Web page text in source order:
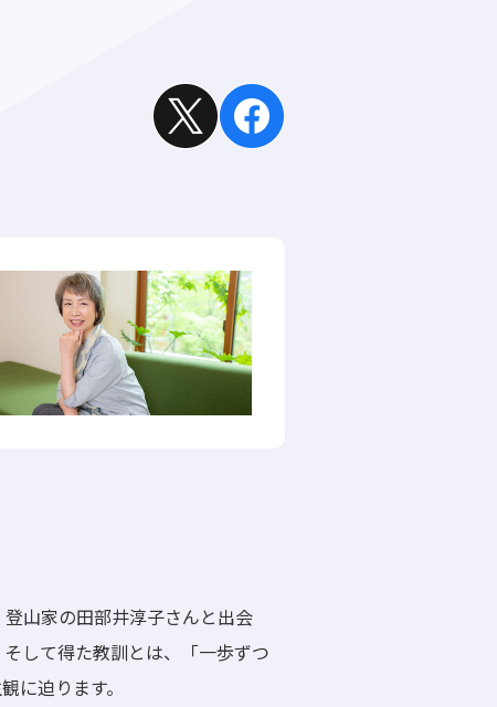
山家の田部井淳子さんと出会
して得た教訓とは、「一歩ずつ
に迫ります。